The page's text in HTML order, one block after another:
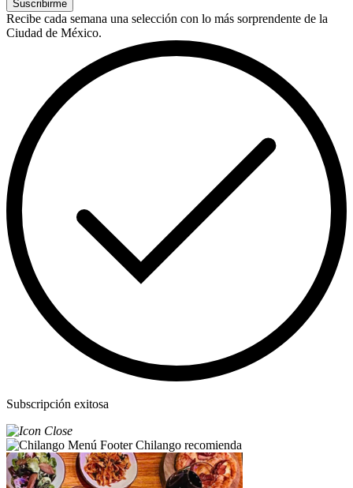
Suscribirme
Recibe cada semana una selección con lo más sorprendente de la
Ciudad de México.
Subscripción exitosa
Chilango recomienda